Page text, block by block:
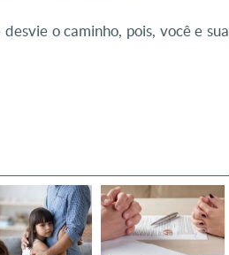
o caminho, pois, você e sua